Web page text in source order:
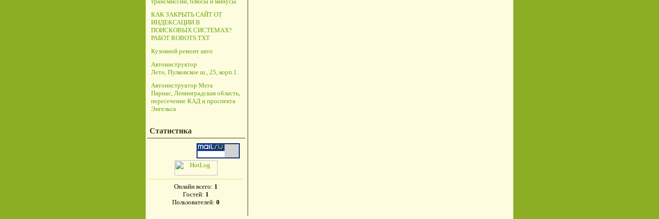
КАК ЗАКРЫТЬ САЙТ ОТ
ИНДЕКСАЦИИ В
ПОИСКОВЫХ СИСТЕМАХ?
РАБОТ ROBOTS.TXT
Кузовной ремонт авто
Автоинструктор
Лето, Пулковское ш., 25, корп.1.
Автоинструктор Мега
Парнас, Ленинградская область,
пересечение КАД и проспекта
Энгельса
Статистика
Онлайн всего: 1
Гостей: 1
Пользователей: 0